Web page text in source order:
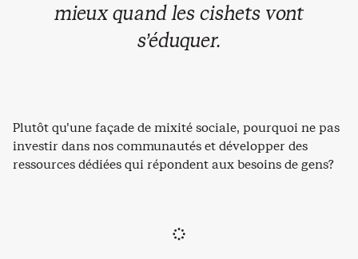
mieux quand les cishets vont
s’éduquer.
Plutôt qu’une façade de mixité sociale, pourquoi ne pas
investir dans nos communautés et développer des
ressources dédiées qui répondent aux besoins de gens?